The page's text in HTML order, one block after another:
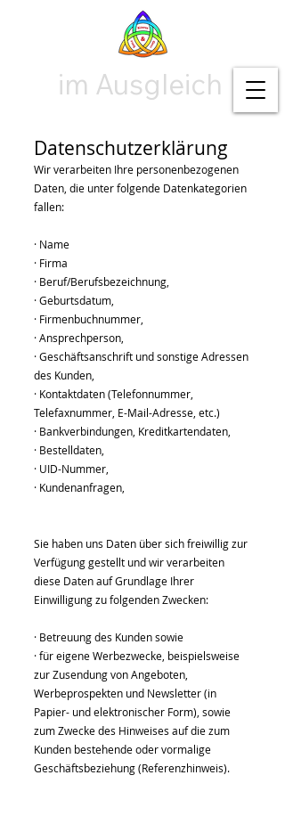
im Ausgleich
Datenschutzerklärung
Wir verarbeiten Ihre personenbezogenen
Daten, die unter folgende Datenkategorien
fallen:
· Name
· Firma
· Beruf/Berufsbezeichnung,
· Geburtsdatum,
· Firmenbuchnummer,
· Ansprechperson,
· Geschäftsanschrift und sonstige Adressen
des Kunden,
· Kontaktdaten (Telefonnummer,
Telefaxnummer, E-Mail-Adresse, etc.)
· Bankverbindungen, Kreditkartendaten,
· Bestelldaten,
· UID-Nummer,
· Kundenanfragen,
Sie haben uns Daten über sich freiwillig zur
Verfügung gestellt und wir verarbeiten
diese Daten auf Grundlage Ihrer
Einwilligung zu folgenden Zwecken:
· Betreuung des Kunden sowie
· für eigene Werbezwecke, beispielsweise
zur Zusendung von Angeboten,
Werbeprospekten und Newsletter (in
Papier- und elektronischer Form), sowie
zum Zwecke des Hinweises auf die zum
Kunden bestehende oder vormalige
Geschäftsbeziehung (Referenzhinweis).